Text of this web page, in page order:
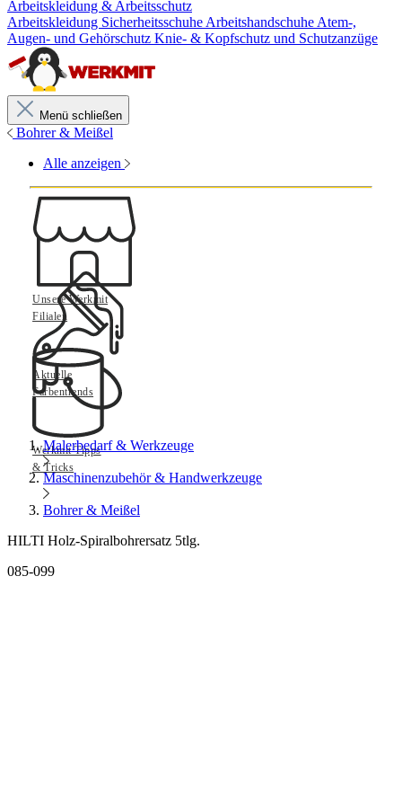
Arbeitskleidung & Arbeitsschutz
Arbeitskleidung Sicherheitsschuhe Arbeitshandschuhe Atem-,
Augen- und Gehörschutz Knie- & Kopfschutz und Schutzanzüge
Menü schließen
Bohrer & Meißel
Alle anzeigen
Unsere Werkmit
Filialen
Aktuelle
Farbentrends
Werkmit Tipps
& Tricks
Malerbedarf & Werkzeuge
Maschinenzubehör & Handwerkzeuge
Bohrer & Meißel
HILTI Holz-Spiralbohrersatz 5tlg.
085-099